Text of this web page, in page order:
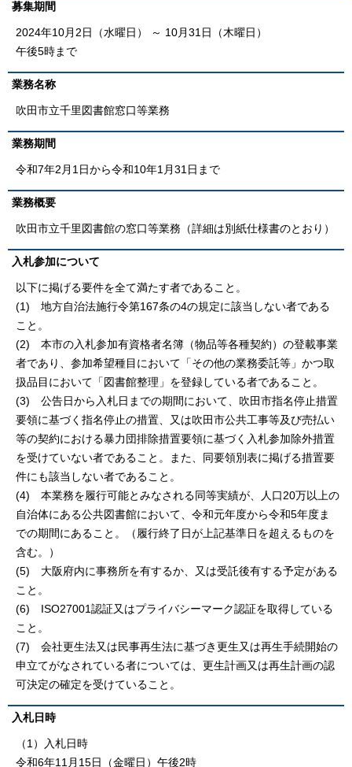
募集期間
2024年10月2日（水曜日） ～ 10月31日（木曜日）
午後5時まで
業務名称
吹田市立千里図書館窓口等業務
業務期間
令和7年2月1日から令和10年1月31日まで
業務概要
吹田市立千里図書館の窓口等業務（詳細は別紙仕様書のとおり）
入札参加について
以下に掲げる要件を全て満たす者であること。
(1) 地方自治法施行令第167条の4の規定に該当しない者である
こと。
(2) 本市の入札参加有資格者名簿（物品等各種契約）の登載事業
者であり、参加希望種目において「その他の業務委託等」かつ取
扱品目において「図書館整理」を登録している者であること。
(3) 公告日から入札日までの期間において、吹田市指名停止措置
要領に基づく指名停止の措置、又は吹田市公共工事等及び売払い
等の契約における暴力団排除措置要領に基づく入札参加除外措置
を受けていない者であること。また、同要領別表に掲げる措置要
件にも該当しない者であること。
(4) 本業務を履行可能とみなされる同等実績が、人口20万以上の
自治体にある公共図書館において、令和元年度から令和5年度ま
での期間にあること。（履行終了日が上記基準日を超えるものを
含む。）
(5) 大阪府内に事務所を有するか、又は受託後有する予定がある
こと。
(6) ISO27001認証又はプライバシーマーク認証を取得している
こと。
(7) 会社更生法又は民事再生法に基づき更生又は再生手続開始の
申立てがなされている者については、更生計画又は再生計画の認
可決定の確定を受けていること。
入札日時
（1）入札日時
令和6年11月15日（金曜日）午後2時